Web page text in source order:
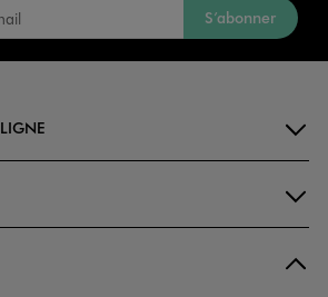
S’abonner